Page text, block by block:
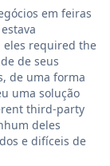
em feiras
eles required the
de seus
de uma forma
uma solução
third-party
deles
e difíceis de